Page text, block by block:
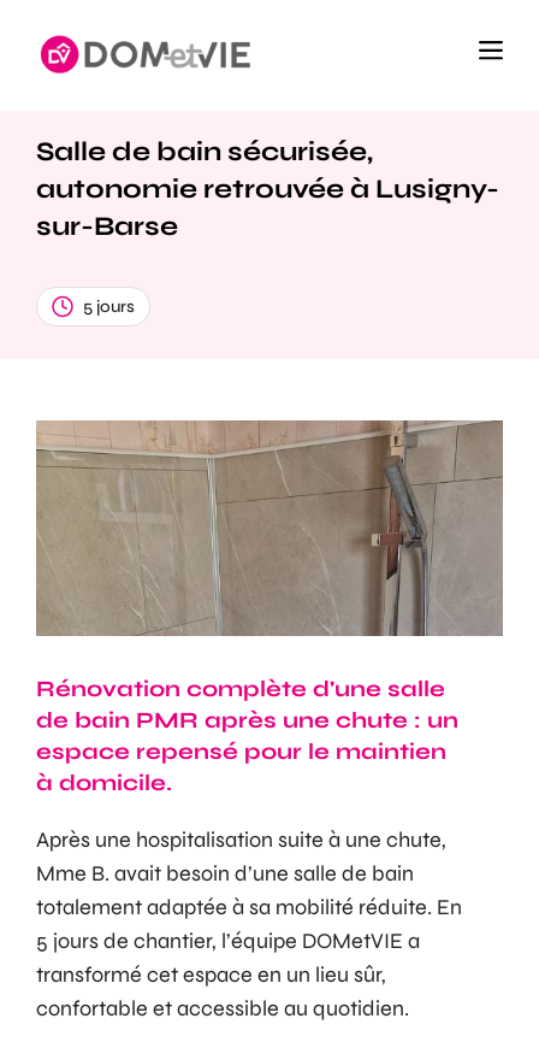
Salle de bain sécurisée,
autonomie retrouvée à Lusigny-
sur-Barse
5 jours
Rénovation complète d'une salle
de bain PMR après une chute : un
espace repensé pour le maintien
à domicile.
Après une hospitalisation suite à une chute,
Mme B. avait besoin d’une salle de bain
totalement adaptée à sa mobilité réduite. En
5 jours de chantier, l’équipe DOMetVIE a
transformé cet espace en un lieu sûr,
confortable et accessible au quotidien.